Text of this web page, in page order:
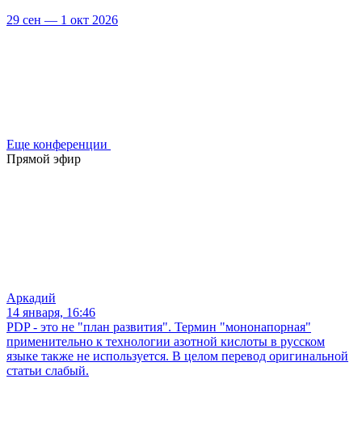
29 сен — 1 окт 2026
Еще конференции
Прямой эфир
Аркадий
14 января, 16:46
PDP - это не "план развития". Термин "мононапорная"
применительно к технологии азотной кислоты в русском
языке также не используется. В целом перевод оригинальной
статьи слабый.